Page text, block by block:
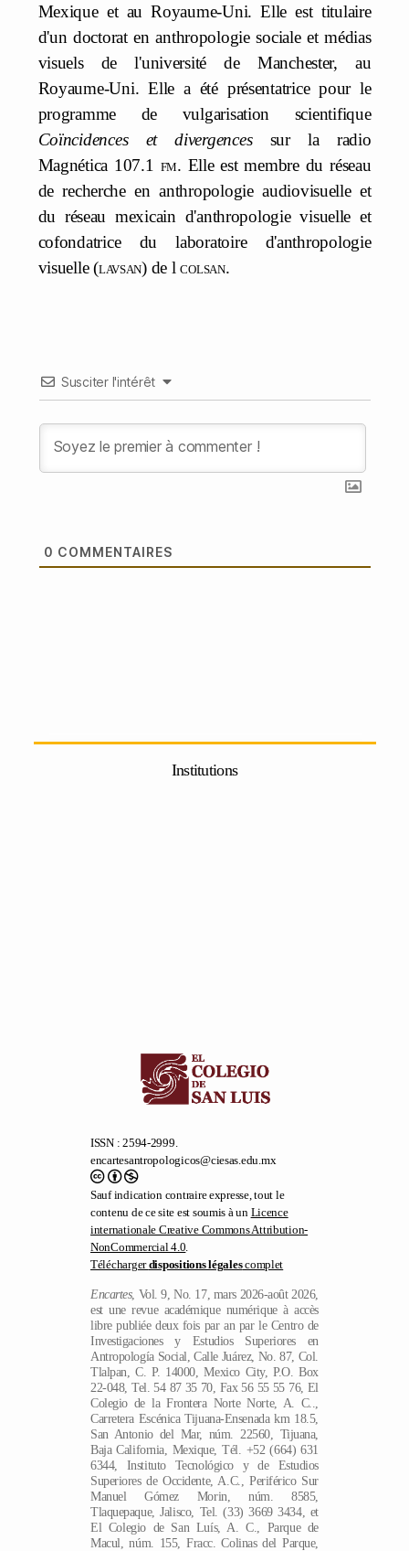
Mexique et au Royaume-Uni. Elle est titulaire
d'un doctorat en anthropologie sociale et médias
visuels de l'université de Manchester, au
Royaume-Uni. Elle a été présentatrice pour le
programme de vulgarisation scientifique
Coïncidences et divergencessur la radio
Magnética 107.1 fm. Elle est membre du réseau
de recherche en anthropologie audiovisuelle et
du réseau mexicain d'anthropologie visuelle et
cofondatrice du laboratoire d'anthropologie
visuelle (lavsan) de lcolsan.
Susciter l'intérêt
0 COMMENTAIRES
Institutions
encartesantropologicos@ciesas.edu.mx
Sauf indication contraire expresse, tout le
contenu de ce site est soumis à un
Licence
internationale Creative Commons Attribution-
NonCommercial 4.0.
Télécharger
dispositions légales
Encartes, Vol. 9, No. 17, mars 2026-août 2026,
libre publiée deux fois par an par le Centro de
Investigaciones y Estudios Superiores en
Antropología Social, Calle Juárez, No. 87, Col.
Tlalpan, C. P. 14000, Mexico City, P.O. Box
22-048, Tel. 54 87 35 70, Fax 56 55 55 76, El
Colegio de la Frontera Norte Norte, A. C..,
Carretera Escénica Tijuana-Ensenada km 18.5,
San Antonio del Mar, núm. 22560, Tijuana,
Baja California, Mexique, Tél. +52 (664) 631
6344, Instituto Tecnológico y de Estudios
Superiores de Occidente, A.C., Periférico Sur
Manuel Gómez Morin, núm. 8585,
Tlaquepaque, Jalisco, Tel. (33) 3669 3434, et
El Colegio de San Luís, A. C., Parque de
Macul, núm. 155, Fracc. Colinas del Parque,
San Luis Potosi, Mexique, Tel. (444) 811 01